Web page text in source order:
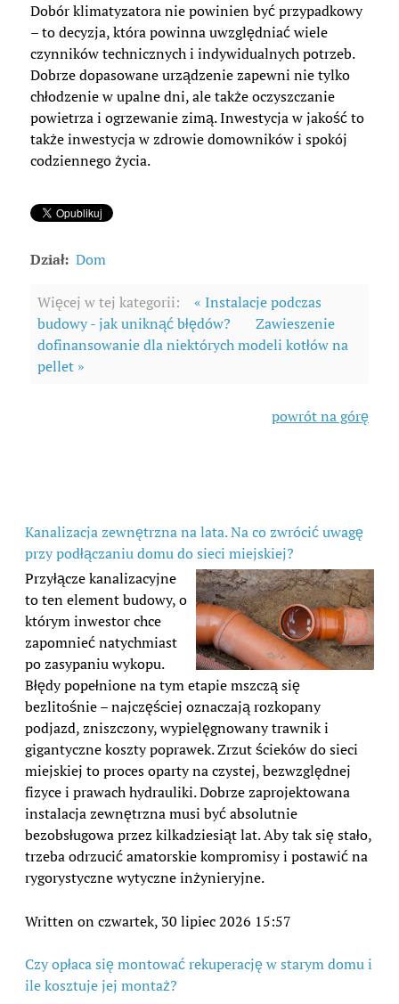
Dobór klimatyzatora nie powinien być przypadkowy
– to decyzja, która powinna uwzględniać wiele
czynników technicznych i indywidualnych potrzeb.
Dobrze dopasowane urządzenie zapewni nie tylko
chłodzenie w upalne dni, ale także oczyszczanie
powietrza i ogrzewanie zimą. Inwestycja w jakość to
także inwestycja w zdrowie domowników i spokój
codziennego życia.
Dział: Dom
Więcej w tej kategorii:
« Instalacje podczas
budowy - jak uniknąć błędów?
Zawieszenie
dofinansowanie dla niektórych modeli kotłów na
pellet »
powrót na górę
Kanalizacja zewnętrzna na lata. Na co zwrócić uwagę
przy podłączaniu domu do sieci miejskiej?
Przyłącze kanalizacyjne
to ten element budowy, o
którym inwestor chce
zapomnieć natychmiast
po zasypaniu wykopu.
Błędy popełnione na tym etapie mszczą się
bezlitośnie – najczęściej oznaczają rozkopany
podjazd, zniszczony, wypielęgnowany trawnik i
gigantyczne koszty poprawek. Zrzut ścieków do sieci
miejskiej to proces oparty na czystej, bezwzględnej
fizyce i prawach hydrauliki. Dobrze zaprojektowana
instalacja zewnętrzna musi być absolutnie
bezobsługowa przez kilkadziesiąt lat. Aby tak się stało,
trzeba odrzucić amatorskie kompromisy i postawić na
rygorystyczne wytyczne inżynieryjne.
Written on czwartek, 30 lipiec 2026 15:57
Czy opłaca się montować rekuperację w starym domu i
ile kosztuje jej montaż?